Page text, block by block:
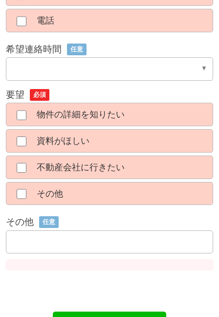
電話
希望連絡時間 任意
要望 必須
物件の詳細を知りたい
資料がほしい
不動産会社に行きたい
その他
その他 任意